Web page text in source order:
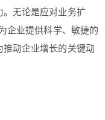
。无论是应对业务扩
企业提供科学、敏捷的
推动企业增长的关键动